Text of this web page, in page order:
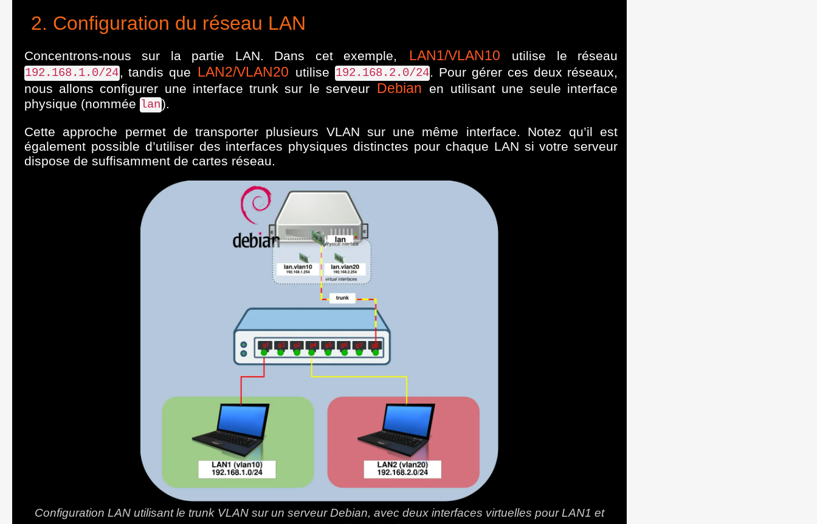
Configuration du réseau LAN
Concentrons-nous sur la partie LAN. Dans cet exemple, LAN1/VLAN10 utilise le réseau
192.168.1.0/24, tandis que LAN2/VLAN20 utilise 192.168.2.0/24. Pour gérer ces deux réseaux,
nous allons configurer une interface trunk sur le serveur Debian en utilisant une seule interface
physique (nommée lan).
Cette approche permet de transporter plusieurs VLAN sur une même interface. Notez qu’il est
également possible d’utiliser des interfaces physiques distinctes pour chaque LAN si votre serveur
dispose de suffisamment de cartes réseau.
Configuration LAN utilisant le trunk VLAN sur un serveur Debian, avec deux interfaces virtuelles pour LAN1 et